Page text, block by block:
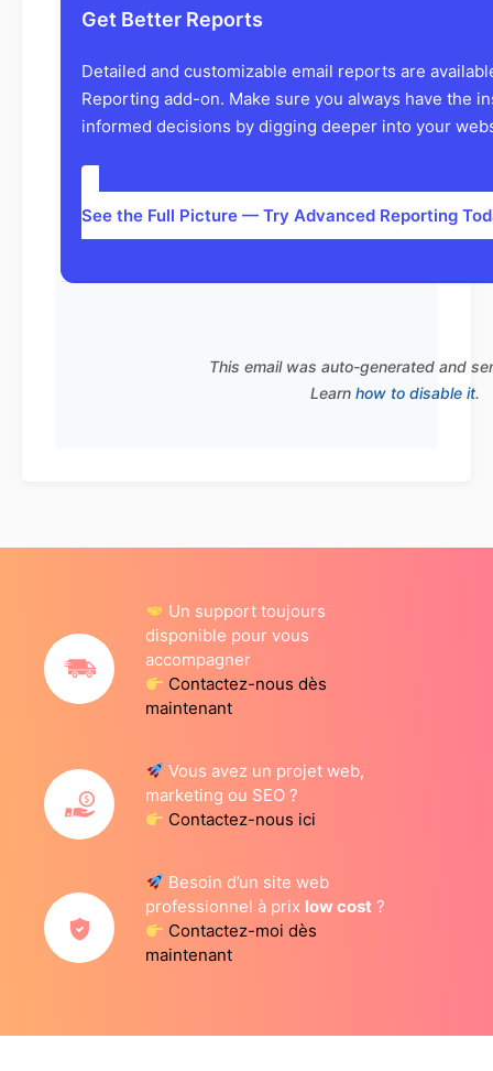
Get Better Reports
Detailed and customizable email reports are
Reporting add-on. Make sure you always have the
informed decisions by digging deeper into your
See the Full Picture — Try Advanced Reporting
This email was auto-generated and
Learn how to disable it.
Un support toujours
disponible pour vous
accompagner
Contactez-nous dès
maintenant
Vous avez un projet web,
marketing ou SEO ?
Contactez-nous ici
Besoin d’un site web
professionnel à prix low cost ?
Contactez-moi dès
maintenant